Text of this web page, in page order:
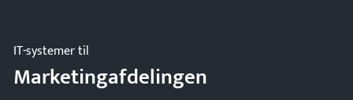
IT-systemer til
Marketingafdelingen